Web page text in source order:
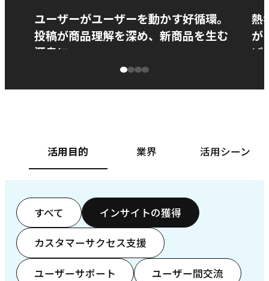
ユーザーがユーザーを動かす好循環。
投稿が商品理解を深め、新商品を生む
源泉に
熱
が
ぱ
活用目的 業界 活用シーン
すべて インサイトの獲得
カスタマーサクセス支援
ユーザーサポート ユーザー間交流